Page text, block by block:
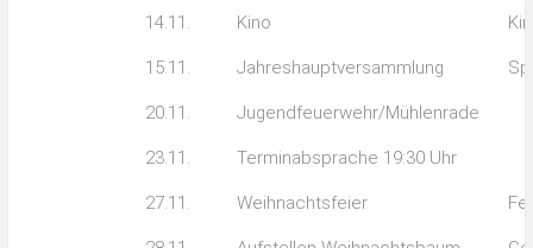
14.11. Kino
15.11. Jahreshauptversammlung
20.11. Jugendfeuerwehr/Mühlenrade
23.11. Terminabsprache 19:30 Uhr
27.11. Weihnachtsfeier